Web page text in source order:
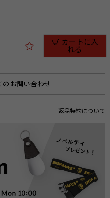
カートに入
れる
のお問い合わせ
返品特約について